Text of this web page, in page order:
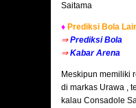
Saitama
♦ Prediksi Bola
⇒ Prediksi Bola
⇒ Kabar Arena
Meskipun memiliki
di markas Urawa ,
kalau Consadole